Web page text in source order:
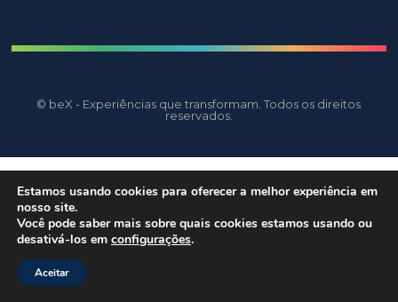
© beX - Experiências que transformam. Todos os direitos
reservados.
Estamos usando cookies para oferecer a melhor experiência em
nosso site.
Você pode saber mais sobre quais cookies estamos usando ou
desativá-los em configurações.
Aceitar